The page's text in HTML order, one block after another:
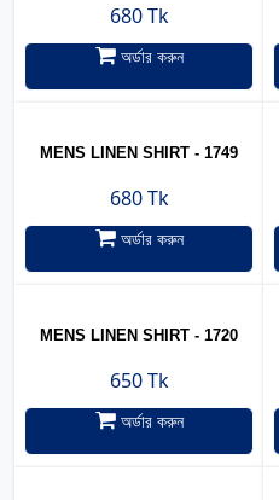
680 Tk
অর্ডার করুন
MENS LINEN SHIRT - 1749
680 Tk
অর্ডার করুন
MENS LINEN SHIRT - 1720
650 Tk
অর্ডার করুন